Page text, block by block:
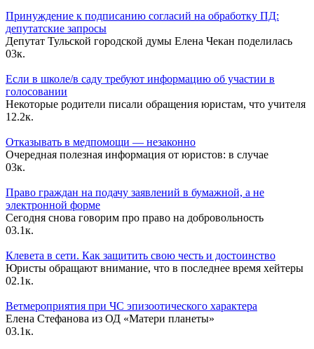
Принуждение к подписанию согласий на обработку ПД:
депутатские запросы
Депутат Тульской городской думы Елена Чекан поделилась
03к.
Если в школе/в саду требуют информацию об участии в
голосовании
Некоторые родители писали обращения юристам, что учителя
1 2.2к.
Отказывать в медпомощи — незаконно
Очередная полезная информация от юристов: в случае
03к.
Право граждан на подачу заявлений в бумажной, а не
электронной форме
Сегодня снова говорим про право на добровольность
03.1к.
Клевета в сети. Как защитить свою честь и достоинство
Юристы обращают внимание, что в последнее время хейтеры
02.1к.
Ветмероприятия при ЧС эпизоотического характера
Елена Стефанова из ОД «Матери планеты»
03.1к.